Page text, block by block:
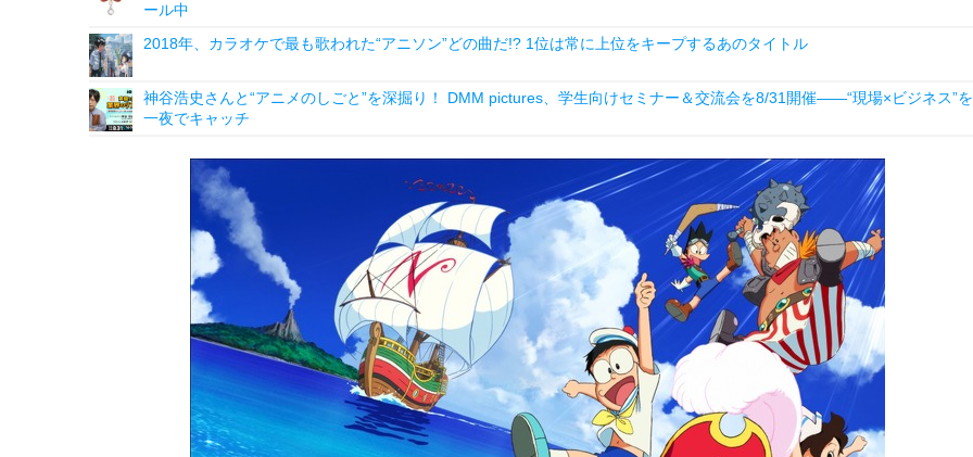
ール中
2018年、カラオケで最も歌われた“アニソン”どの曲だ!? 1位は常に上位をキープするあのタイトル
神谷浩史さんと“アニメのしごと”を深掘り！ DMM pictures、学生向けセミナー＆交流会を8/31開催――“現場×ビジネス”を
一夜でキャッチ